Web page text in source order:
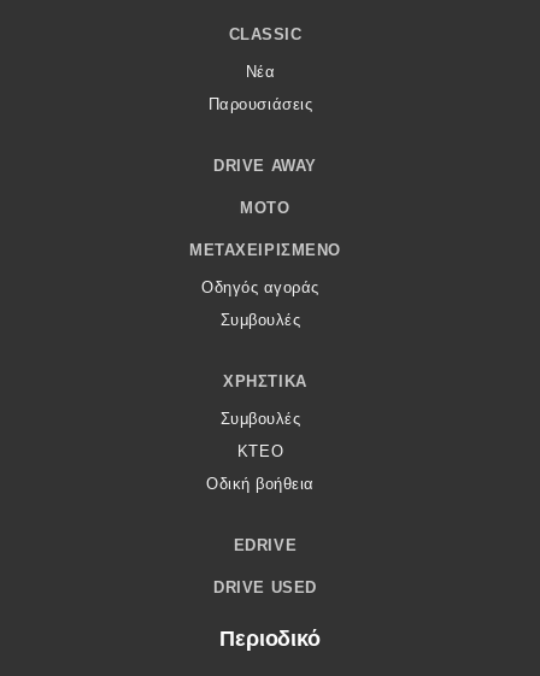
CLASSIC
Νέα
Παρουσιάσεις
DRIVE AWAY
MOTO
ΜΕΤΑΧΕΙΡΙΣΜΈΝΟ
Οδηγός αγοράς
Συμβουλές
ΧΡΗΣΤΙΚΆ
Συμβουλές
ΚΤΕΟ
Οδική βοήθεια
EDRIVE
DRIVE USED
Περιοδικό